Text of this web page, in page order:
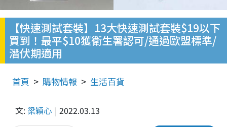
【快速測試套裝】13大快速測試套裝$19以下
買到！最平$10獲衛生署認可/通過歐盟標準/
潛伏期適用
首頁 購物情報 生活百貨
文: 梁穎心 2022.03.13